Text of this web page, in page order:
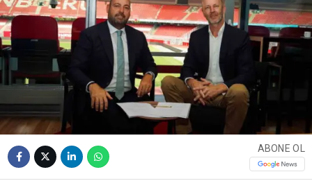
ABONE OL